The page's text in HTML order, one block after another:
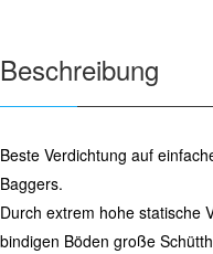
Beschreibung
Beste Verdichtung auf
Baggers.
Durch extrem hohe statische
bindigen Böden große